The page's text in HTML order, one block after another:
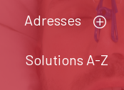
Adresses
Solutions A-Z